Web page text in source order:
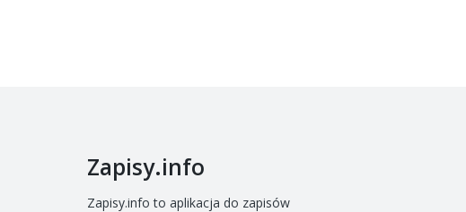
Zapisy.info
Zapisy.info to aplikacja do zapisów